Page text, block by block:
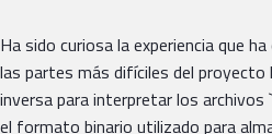
Ha sido curiosa la experiencia que
las partes más difíciles del proyecto
inversa para interpretar los archivos
el formato binario utilizado para